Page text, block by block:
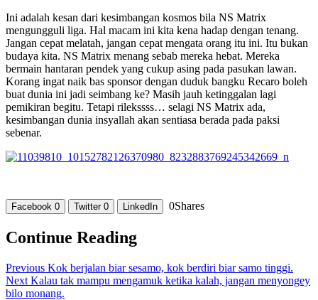
Ini adalah kesan dari kesimbangan kosmos bila NS Matrix
mengungguli liga. Hal macam ini kita kena hadap dengan tenang.
Jangan cepat melatah, jangan cepat mengata orang itu ini. Itu bukan
budaya kita. NS Matrix menang sebab mereka hebat. Mereka
bermain hantaran pendek yang cukup asing pada pasukan lawan.
Korang ingat naik bas sponsor dengan duduk bangku Recaro boleh
buat dunia ini jadi seimbang ke? Masih jauh ketinggalan lagi
pemikiran begitu. Tetapi rilekssss… selagi NS Matrix ada,
kesimbangan dunia insyallah akan sentiasa berada pada paksi
sebenar.
Facebook 0 Twitter 0 LinkedIn 0Shares
Continue Reading
Previous Kok berjalan biar sesamo, kok berdiri biar samo tinggi.
Next Kalau tak mampu mengamuk ketika kalah, jangan menyongey
bilo monang.